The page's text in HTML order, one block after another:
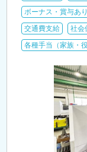
ボーナス・賞与あり
交通費支給
社会
各種手当（家族・